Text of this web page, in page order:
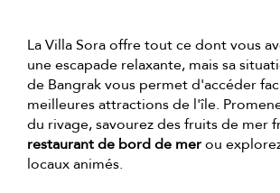
La Villa Sora offre tout ce dont vous
une escapade relaxante, mais sa
de Bangrak vous permet d'accéder
meilleures attractions de l'île.
du rivage, savourez des fruits de mer
restaurant de bord de merou
locaux animés.